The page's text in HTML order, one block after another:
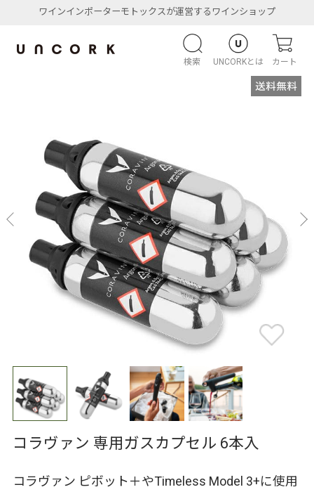
ワインインポーターモトックスが運営するワインショップ
検索 UNCORKとは カート
コラヴァン 専用ガスカプセル 6本入
コラヴァン ピボット＋やTimeless Model 3+に使用